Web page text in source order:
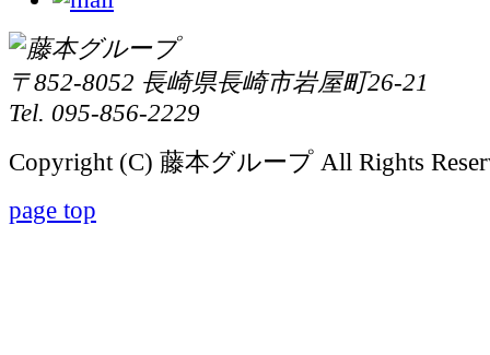
〒852-8052 長崎県長崎市岩屋町26-21
Tel. 095-856-2229
Copyright (C) 藤本グループ All Rights
page top